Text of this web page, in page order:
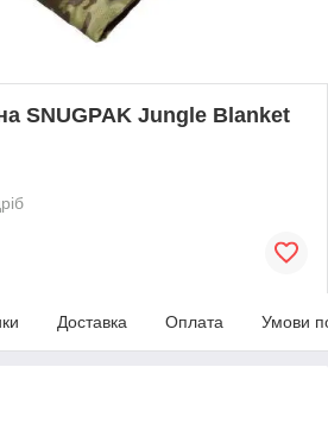
SNUGPAK Jungle Blanket
Доставка Оплата Умови